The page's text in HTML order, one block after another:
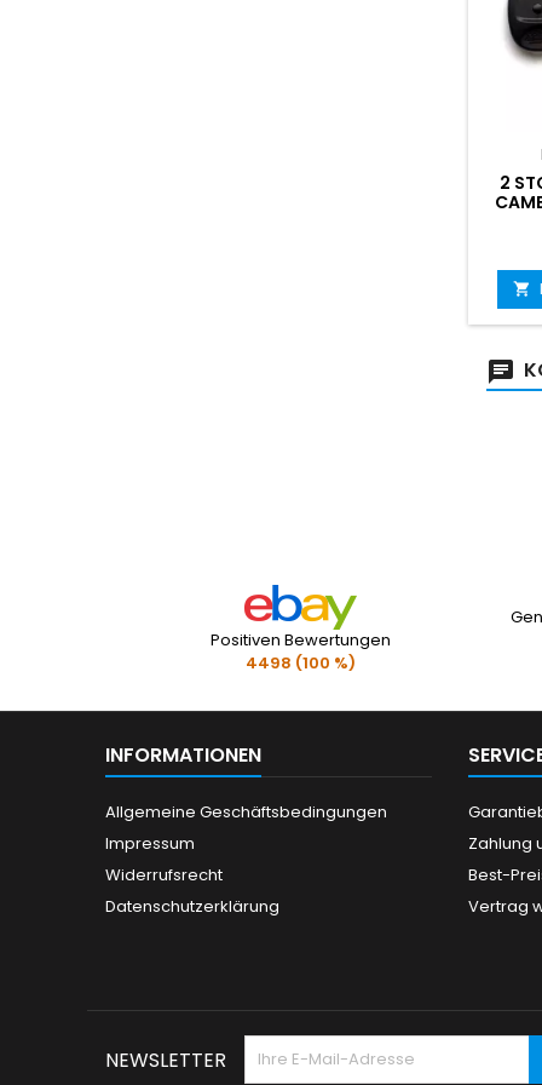
2

Positiven Bewertungen
4498 (100 %)
INFORMATIONEN
Allgemeine Geschäftsbedingungen
Impressum
Widerrufsrecht
Datenschutzerklärung
Zahlung
Best-
Vertrag
NEWSLETTER